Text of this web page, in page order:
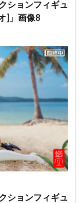
ションフィギュ
]」画像8
ションフィギュ